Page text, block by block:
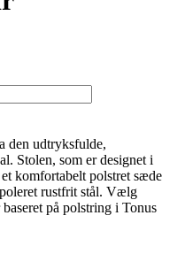
den udtryksfulde,
Stolen, som er designet i
komfortabelt polstret sæde
rustfrit stål. Vælg
på polstring i Tonus